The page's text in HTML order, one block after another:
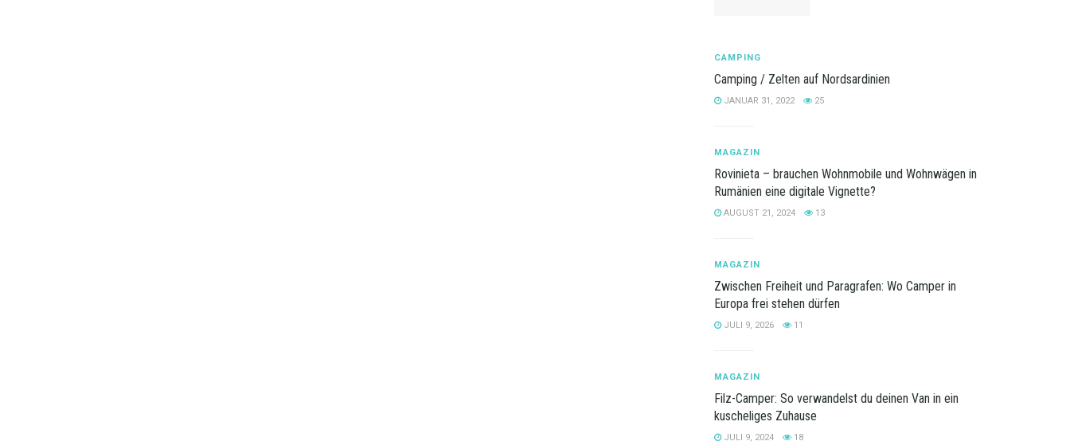
CAMPING
Camping / Zelten auf Nordsardinien
JANUAR 31, 2022 25
MAGAZIN
Rovinieta – brauchen Wohnmobile und Wohnwägen in
Rumänien eine digitale Vignette?
AUGUST 21, 2024 13
MAGAZIN
Zwischen Freiheit und Paragrafen: Wo Camper in
Europa frei stehen dürfen
JULI 9, 2026 11
MAGAZIN
Filz-Camper: So verwandelst du deinen Van in ein
kuscheliges Zuhause
JULI 9, 2024 18